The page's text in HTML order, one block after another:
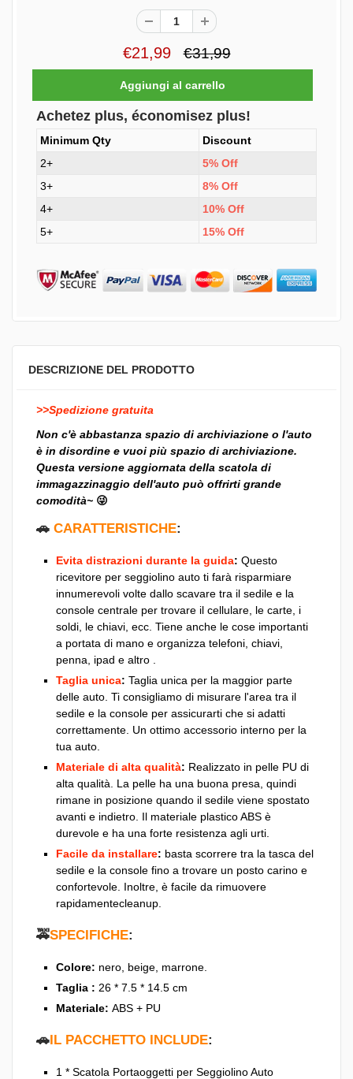
€21,99 €31,99
Achetez plus, économisez plus!
Minimum Qty
Discount
2+
5% Off
3+
8% Off
4+
10% Off
5+
15% Off
DESCRIZIONE DEL PRODOTTO
>>Spedizione gratuita
Non c'è abbastanza spazio di archiviazione o l'auto
è in disordine e vuoi più spazio di archiviazione.
Questa versione aggiornata della scatola di
immagazzinaggio dell'auto può offrirti grande
comodità~ 😜
🚗 CARATTERISTICHE:
Evita distrazioni durante la guida: Questo
ricevitore per seggiolino auto ti farà risparmiare
innumerevoli volte dallo scavare tra il sedile e la
console centrale per trovare il cellulare, le carte, i
soldi, le chiavi, ecc. Tiene anche le cose importanti
a portata di mano e organizza telefoni, chiavi,
penna, ipad e altro .
Taglia unica: Taglia unica per la maggior parte
delle auto. Ti consigliamo di misurare l'area tra il
sedile e la console per assicurarti che si adatti
correttamente. Un ottimo accessorio interno per la
tua auto.
Materiale di alta qualità: Realizzato in pelle PU di
alta qualità. La pelle ha una buona presa, quindi
rimane in posizione quando il sedile viene spostato
avanti e indietro. Il materiale plastico ABS è
durevole e ha una forte resistenza agli urti.
Facile da installare: basta scorrere tra la tasca del
sedile e la console fino a trovare un posto carino e
confortevole. Inoltre, è facile da rimuovere
rapidamentecleanup.
🚕SPECIFICHE:
Colore: nero, beige, marrone.
Taglia : 26 * 7.5 * 14.5 cm
Materiale: ABS + PU
🚗IL PACCHETTO INCLUDE:
1 * Scatola Portaoggetti per Seggiolino Auto